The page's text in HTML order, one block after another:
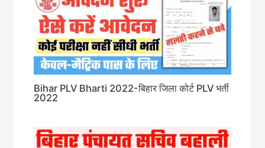
Bihar PLV Bharti 2022-बिहार जिला कोर्ट PLV भर्ती
2022